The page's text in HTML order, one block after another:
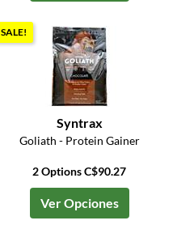
SALE!
Syntrax
Goliath - Protein Gainer
2 Options C$90.27
Ver Opciones